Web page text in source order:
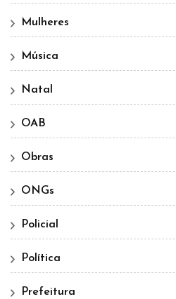
Mulheres
Música
Natal
OAB
Obras
ONGs
Policial
Política
Prefeitura